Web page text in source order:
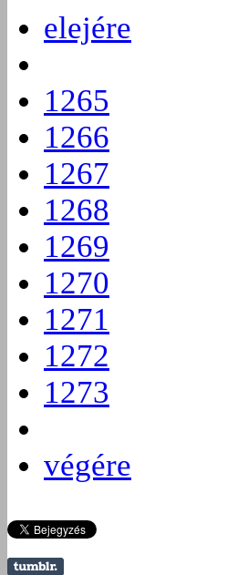
elejére
1265
1266
1267
1268
1269
1270
1271
1272
1273
végére